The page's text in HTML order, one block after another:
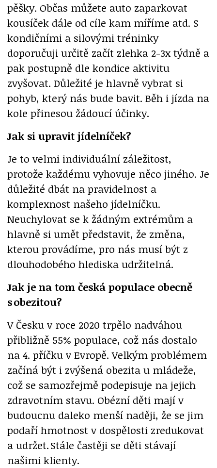
pěšky. Občas můžete auto zaparkovat
kousíček dále od cíle kam míříme atd. S
kondičními a silovými tréninky
doporučuji určitě začít zlehka 2-3x týdně a
pak postupně dle kondice aktivitu
zvyšovat. Důležité je hlavně vybrat si
pohyb, který nás bude bavit. Běh i jízda na
kole přinesou žádoucí účinky.
Jak si upravit jídelníček?
Je to velmi individuální záležitost,
protože každému vyhovuje něco jiného. Je
důležité dbát na pravidelnost a
komplexnost našeho jídelníčku.
Neuchylovat se k žádným extrémům a
hlavně si umět představit, že změna,
kterou provádíme, pro nás musí být z
dlouhodobého hlediska udržitelná.
Jak je na tom česká populace obecně
s obezitou?
V Česku v roce 2020 trpělo nadváhou
přibližně 55% populace, což nás dostalo
na 4. příčku v Evropě. Velkým problémem
začíná být i zvýšená obezita u mládeže,
což se samozřejmě podepisuje na jejich
zdravotním stavu. Obézní děti mají v
budoucnu daleko menší naději, že se jim
podaří hmotnost v dospělosti zredukovat
a udržet. Stále častěji se děti stávají
našimi klienty.